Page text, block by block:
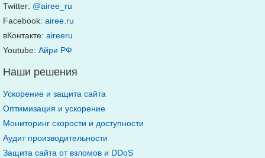
Twitter: @airee_ru
Facebook: airee.ru
вКонтакте: aireeru
Youtube: Айри РФ
Наши решения
Ускорение и защита сайта
Оптимизация и ускорение
Мониторинг скорости и доступности
Аудит производительности
Защита сайта от взломов и DDoS